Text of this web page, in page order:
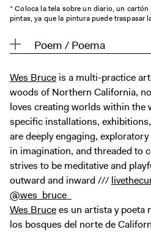
* Coloca la tela sobre un diario, un
pintas, ya que la pintura puede traspasar
Poem / Poema
Wes Bruce is a multi-practice
woods of Northern California,
loves creating worlds within the
specific installations,
are deeply engaging,
in imagination, and threaded to
strives to be meditative and
outward and inward ///
@wes_bruce_
Wes Brucees un artista y poeta
los bosques del norte de